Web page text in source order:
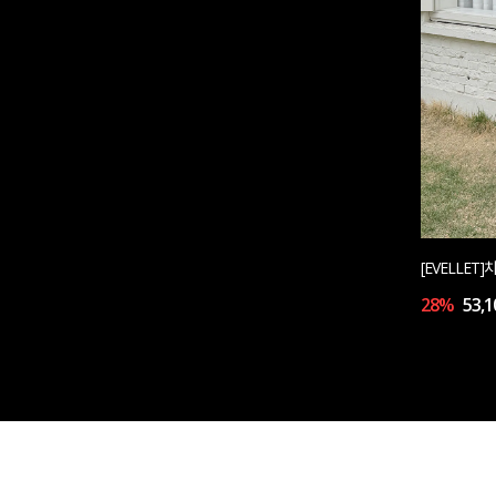
[EVELLET]
28%